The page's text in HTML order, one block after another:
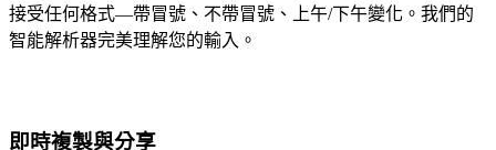
接受任何格式—帶冒號、不帶冒號、上午/下午變化。我們的
智能解析器完美理解您的輸入。
即時複製與分享